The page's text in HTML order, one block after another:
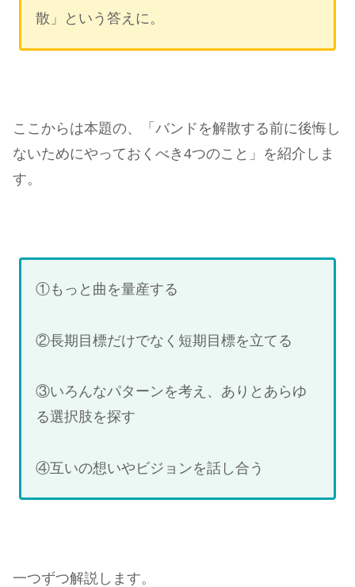
散」という答えに。
ここからは本題の、「バンドを解散する前に後悔し
ないためにやっておくべき4つのこと」を紹介しま
す。
①もっと曲を量産する
②長期目標だけでなく短期目標を立てる
③いろんなパターンを考え、ありとあらゆ
る選択肢を探す
④互いの想いやビジョンを話し合う
一つずつ解説します。